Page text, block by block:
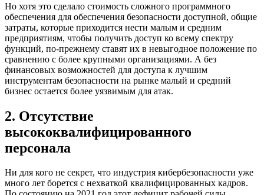
Но хотя это сделало стоимость сложного программного
обеспечения для обеспечения безопасности доступной, общие
затраты, которые приходится нести малым и средним
предприятиям, чтобы получить доступ ко всему спектру
функций, по-прежнему ставят их в невыгодное положение по
сравнению с более крупными организациями. А без
финансовых возможностей для доступа к лучшим
инструментам безопасности на рынке малый и средний
бизнес остается более уязвимым для атак.
2. Отсутствие
высококвалифицированного
персонала
Ни для кого не секрет, что индустрия кибербезопасности уже
много лет борется с нехваткой квалифицированных кадров.